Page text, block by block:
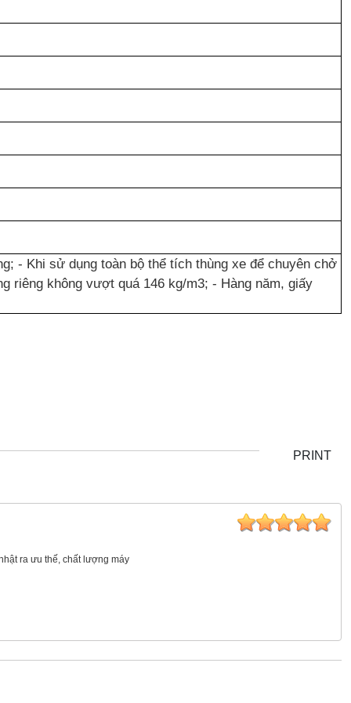
- Khi sử dụng toàn bộ thể tích thùng xe để chuyên chở
riêng không vượt quá 146 kg/m3; - Hàng năm, giấy
PRINT
ra ưu thế, chất lượng máy